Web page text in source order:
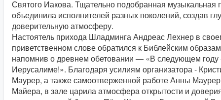
Святого Иакова. Тщательно подобранная музыкальная
объединила исполнителей разных поколений, создав
доверительную атмосферу.
Настоятель прихода Шладминга Андреас Лехнер в
приветственном слове обратился к Библейским
напомнив о древнем обетовании — «В следующем году
Иерусалиме!». Благодаря усилиям организатора -
Маурер, а также самоотверженной работе Анны
Майера, в зале царила атмосфера открытости и